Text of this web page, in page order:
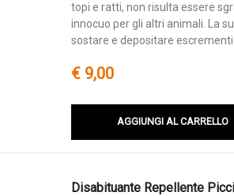
topi e ratti, non risulta essere
innocuo per gli altri animali. La
sostare e depositare escrementi.
€ 9,00
AGGIUNGI AL CARRELLO
Disabituante Repellente